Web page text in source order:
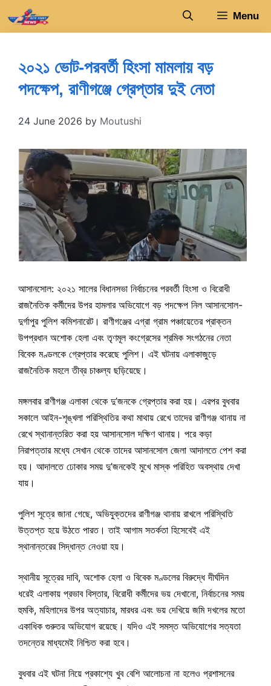
Menu
২০২১ ভোট-পরবর্তী হিংসা মামলায় বড়
পদক্ষেপ, রাণীগঞ্জে গ্রেপ্তার দুই নেতা
24 June 2026 by Moutushi
আসানসোল: ২০২১ সালের বিধানসভা নির্বাচনের পরবর্তী হিংসা ও বিরোধী
রাজনৈতিক কর্মীদের উপর হামলার অভিযোগে বড় পদক্ষেপ নিল আসানসোল-
দুর্গাপুর পুলিশ কমিশনারেট। রাণীগঞ্জের এগ্রা গ্রাম পঞ্চায়েতের প্রাক্তন
উপপ্রধান অশোক হেলা এবং তৃণমূল কংগ্রেসের শ্রমিক সংগঠনের নেতা
বিবেক মণ্ডলকে গ্রেপ্তার করেছে পুলিশ। এই ঘটনায় এলাকাজুড়ে
রাজনৈতিক মহলে তীব্র চাঞ্চল্য ছড়িয়েছে।
মঙ্গলবার রাণীগঞ্জ এলাকা থেকে দু’জনকে গ্রেপ্তার করা হয়। এরপর বুধবার
সকালে আইন-শৃঙ্খলা পরিস্থিতির কথা মাথায় রেখে তাদের রাণীগঞ্জ থানায় না
রেখে স্থানান্তরিত করা হয় আসানসোল দক্ষিণ থানায়। পরে কড়া
নিরাপত্তার মধ্যে সেখান থেকে তাদের আসানসোল জেলা আদালতে পেশ করা
হয়। আদালতে ঢোকার সময় দু’জনকেই মুখে মাস্ক পরিহিত অবস্থায় দেখা
যায়।
পুলিশ সূত্রে জানা গেছে, অভিযুক্তদের রাণীগঞ্জ থানায় রাখলে পরিস্থিতি
উত্তপ্ত হয়ে উঠতে পারত। তাই আগাম সতর্কতা হিসেবেই এই
স্থানান্তরের সিদ্ধান্ত নেওয়া হয়।
স্থানীয় সূত্রের দাবি, অশোক হেলা ও বিবেক মণ্ডলের বিরুদ্ধে দীর্ঘদিন
ধরেই এলাকায় প্রভাব বিস্তার, বিরোধী কর্মীদের ভয় দেখানো, নির্বাচনের সময়
হুমকি, মহিলাদের উপর অত্যাচার, মারধর এবং ভয় দেখিয়ে জমি দখলের মতো
একাধিক গুরুতর অভিযোগ রয়েছে। যদিও এই সমস্ত অভিযোগের সত্যতা
তদন্তের মাধ্যমেই নিশ্চিত করা হবে।
বুধবার এই ঘটনা নিয়ে প্রকাশ্যে খুব বেশি আলোচনা না হলেও প্রশাসনের